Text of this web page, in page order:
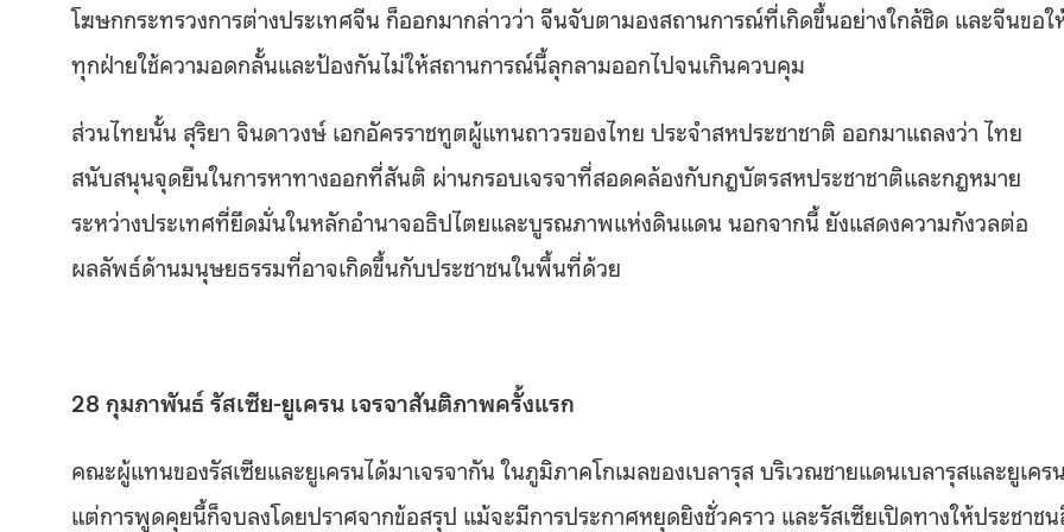
โฆษกกระทรวงการต่างประเทศจีน ก็ออกมากล่าวว่า จีนจับตามองสถานการณ์ที่เกิดขึ้นอย่างใกล้ชิด และจีนขอใ
ทุกฝ่ายใช้ความอดกลั้นและป้องกันไม่ให้สถานการณ์นี้ลุกลามออกไปจนเกินควบคุม
ส่วนไทยนั้น สุริยา จินดาวงษ์ เอกอัครราชทูตผู้แทนถาวรของไทย ประจำสหประชาชาติ ออกมาแถลงว่า ไทย
สนับสนุนจุดยืนในการหาทางออกที่สันติ ผ่านกรอบเจรจาที่สอดคล้องกับกฎบัตรสหประชาชาติและกฎหมาย
ระหว่างประเทศที่ยึดมั่นในหลักอำนาจอธิปไตยและบูรณภาพแห่งดินแดน นอกจากนี้ ยังแสดงความกังวลต่อ
ผลลัพธ์ด้านมนุษยธรรมที่อาจเกิดขึ้นกับประชาชนในพื้นที่ด้วย
28 กุมภาพันธ์รัสเซีย-ยูเครน เจรจาสันติภาพครั้งแรก
คณะผู้แทนของรัสเซียและยูเครนได้มาเจรจากัน ในภูมิภาคโกเมลของเบลารุส บริเวณชายแดนเบลารุสและยูเครน
แต่การพูดคุยนี้ก็จบลงโดยปราศจากข้อสรุป แม้จะมีการประกาศหยุดยิงชั่วคราว และรัสเซียเปิดทางให้ประชาช